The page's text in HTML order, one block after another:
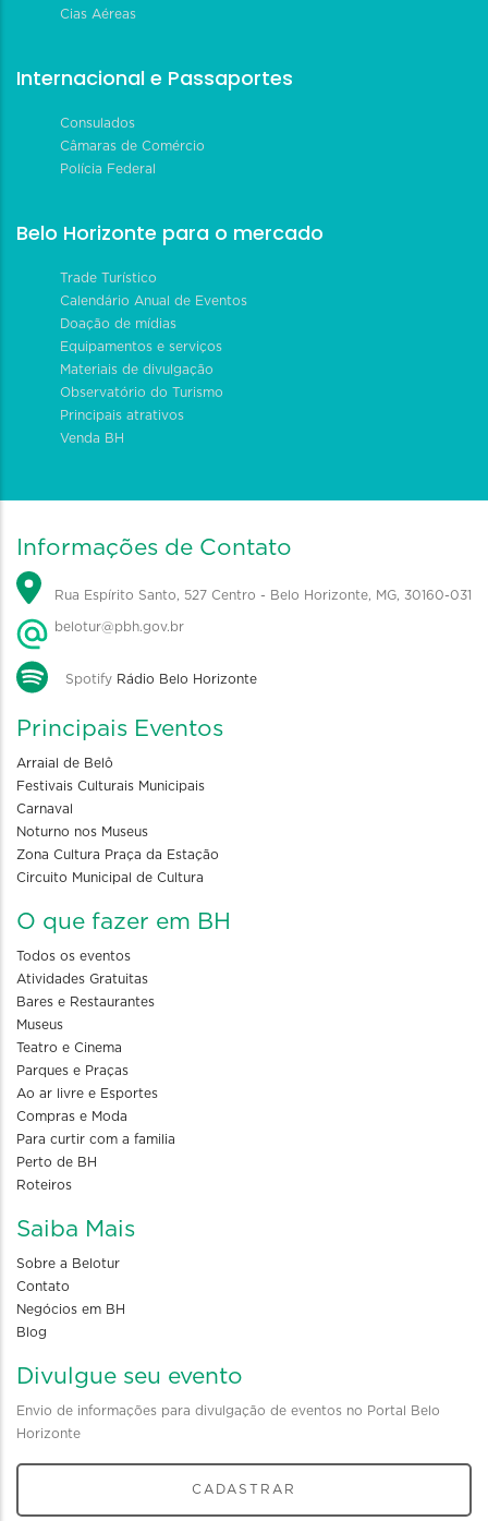
Cias Aéreas
Internacional e Passaportes
Consulados
Câmaras de Comércio
Polícia Federal
Belo Horizonte para o mercado
Trade Turístico
Calendário Anual de Eventos
Doação de mídias
Equipamentos e serviços
Materiais de divulgação
Observatório do Turismo
Principais atrativos
Venda BH
Informações de Contato
Rua Espírito Santo, 527 Centro - Belo Horizonte, MG, 30160-031
belotur@pbh.gov.br
Spotify Rádio Belo Horizonte
Principais Eventos
Arraial de Belô
Festivais Culturais Municipais
Carnaval
Noturno nos Museus
Zona Cultura Praça da Estação
Circuito Municipal de Cultura
O que fazer em BH
Todos os eventos
Atividades Gratuitas
Bares e Restaurantes
Museus
Teatro e Cinema
Parques e Praças
Ao ar livre e Esportes
Compras e Moda
Para curtir com a familia
Perto de BH
Roteiros
Saiba Mais
Sobre a Belotur
Contato
Negócios em BH
Blog
Divulgue seu evento
Envio de informações para divulgação de eventos no Portal Belo
Horizonte
CADASTRAR